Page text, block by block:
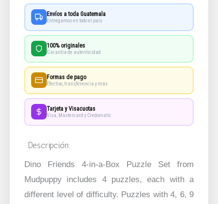
Envíos a toda Guatemala
Entregamos en todo el país
100% originales
Garantía de autenticidad
Formas de pago
Efectivo, transferencia y más
Tarjeta y Visacuotas
Visa, Mastercard y Credomatic
Descripción:
Dino Friends 4-in-a-Box Puzzle Set from
Mudpuppy includes 4 puzzles, each with a
different level of difficulty. Puzzles with 4, 6, 9